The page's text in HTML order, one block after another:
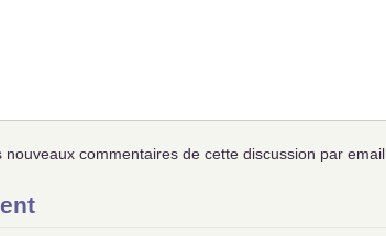
nouveaux commentaires de cette discussion par email